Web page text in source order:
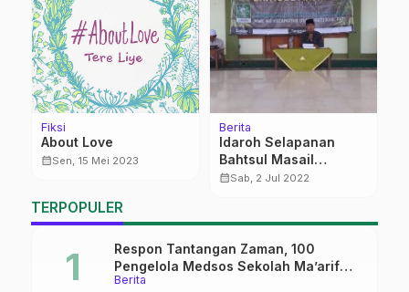
Fiksi
About Love
calendar_monthSen, 15 Mei 2023
Berita
Idaroh Selapanan
Bahtsul Masail
MWCNU Kec
calendar_monthSab, 2 Jul 2022
TERPOPULER
Berita
Respon Tantangan Zaman, 100
Pengelola Medsos Sekolah Ma’arif
Pekalongan Ikuti Pelatihan Literasi